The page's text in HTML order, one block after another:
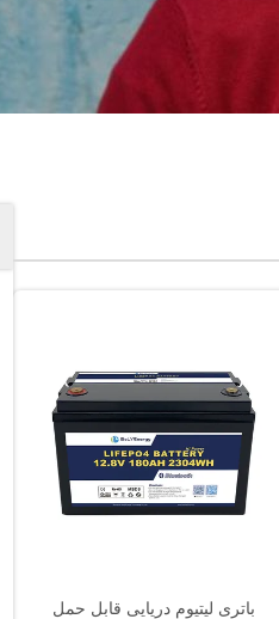
باتری لیتیوم دریایی قابل حمل